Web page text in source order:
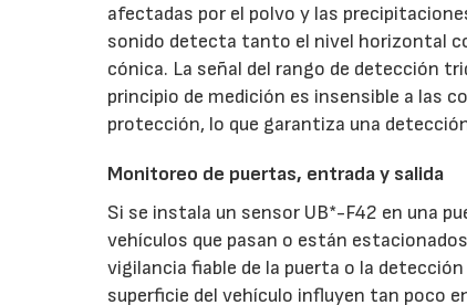
afectadas por el polvo y las
sonido detecta tanto el nivel horizontal
cónica. La señal del rango de detección
principio de medición es insensible a las
protección, lo que garantiza una
Monitoreo de puertas, entrada y salida
Si se instala un sensor UB*-F42 en una
vehículos que pasan o están
vigilancia fiable de la puerta o la
superficie del vehículo influyen tan poco